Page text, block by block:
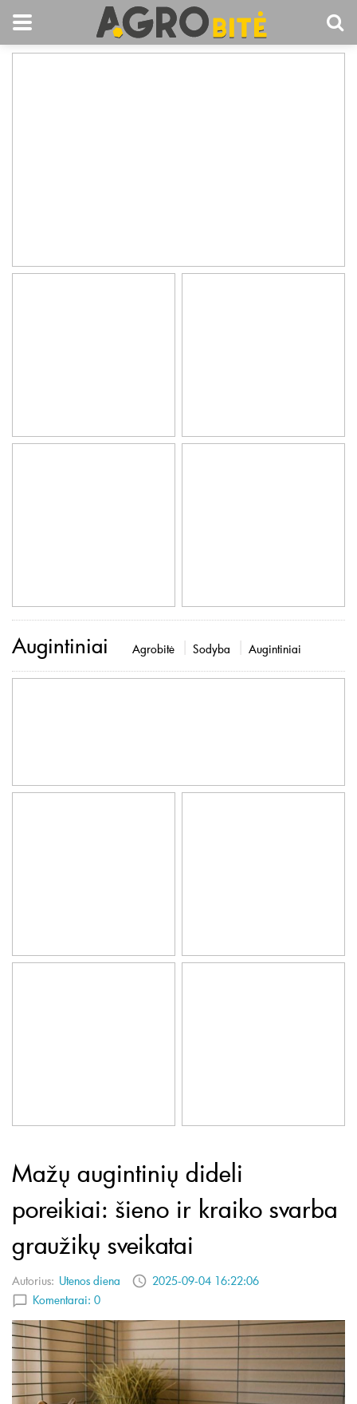
Augintiniai Agrobitė Sodyba Augintiniai
Mažų augintinių dideli
poreikiai: šieno ir kraiko svarba
graužikų sveikatai
Autorius: Utenos diena
2025-09-04 16:22:06
Komentarai: 0